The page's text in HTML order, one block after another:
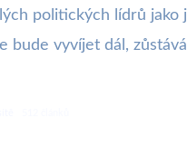
politických lídrů
bude vyvíjet dál,